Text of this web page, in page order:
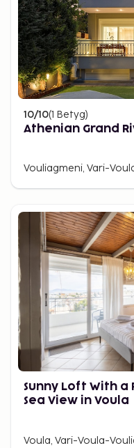
10/10(1 Betyg)
Athenian Grand
Vouliagmeni, Vari-
Sunny Loft With a
Sea View in Voula
Voula, Vari-Voula-